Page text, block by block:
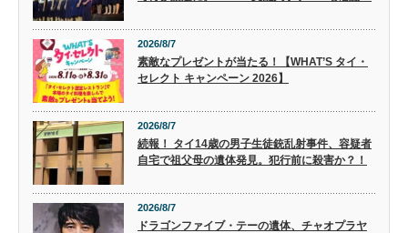
2026/8/7
素敵なプレゼントが当たる！【WHAT’S タイ・
セレクト キャンペーン 2026】
2026/8/7
続報！ タイ14歳の男子生徒銃乱射事件、容疑者
自宅で祖父母の遺体発見。犯行前に殺害か？！
2026/8/7
ドラゴンファイブ・テーの遺体、チャオプラヤ